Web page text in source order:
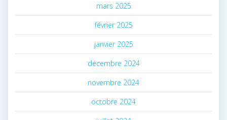
mars 2025
février 2025
janvier 2025
décembre 2024
novembre 2024
octobre 2024